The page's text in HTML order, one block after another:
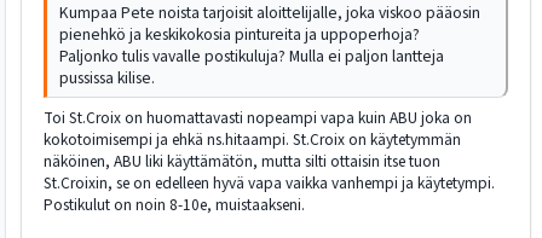
Kumpaa Pete noista tarjoisit aloittelijalle, joka viskoo pääosin
pienehkö ja keskikokosia pintureita ja uppoperhoja?
Paljonko tulis vavalle postikuluja? Mulla ei paljon lantteja
pussissa kilise.
Toi St.Croix on huomattavasti nopeampi vapa kuin ABU joka on
kokotoimisempi ja ehkä ns.hitaampi. St.Croix on käytetymmän
näköinen, ABU liki käyttämätön, mutta silti ottaisin itse tuon
St.Croixin, se on edelleen hyvä vapa vaikka vanhempi ja käytetympi.
Postikulut on noin 8-10e, muistaakseni.